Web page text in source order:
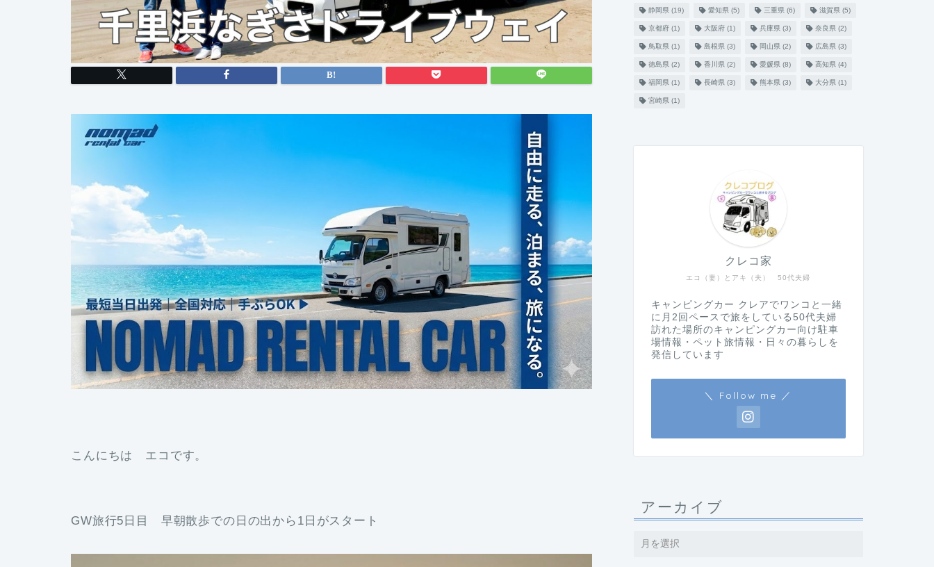
こんにちは エコです。
GW旅行5日目 早朝散歩での日の出から1日がスタート
静岡県(19) 愛知県(5) 三重県(6) 滋賀県(5)
京都府(1) 大阪府(1) 兵庫県(3) 奈良県(2)
鳥取県(1) 島根県(3) 岡山県(2) 広島県(3)
徳島県(2) 香川県(2) 愛媛県(8) 高知県(4)
福岡県(1) 長崎県(3) 熊本県(3) 大分県(1)
宮崎県(1)
エコ（妻）とアキ（夫） 50代夫婦
クレコ家
キャンピングカー クレアでワンコと一緒
に月2回ペースで旅をしている50代夫婦
訪れた場所のキャンピングカー向け駐車
場情報・ペット旅情報・日々の暮らしを
発信しています
＼ Follow me ／
アーカイブ